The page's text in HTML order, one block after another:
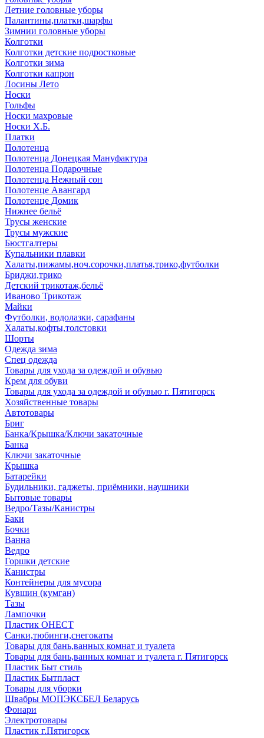
Летние головные уборы
Палантины,платки,шарфы
Зимнии головные уборы
Колготки
Колготки детские подростковые
Колготки зима
Колготки капрон
Лосины Лето
Носки
Гольфы
Носки махровые
Носки Х.Б.
Платки
Полотенца
Полотенца Донецкая Мануфактура
Полотенца Подарочные
Полотенца Нежный сон
Полотенце Авангард
Полотенце Домик
Нижнее бельё
Трусы женские
Трусы мужские
Бюстгалтеры
Купальники плавки
Халаты,пижамы,ноч.сорочки,платья,трико,футболки
Бриджи,трико
Детский трикотаж,бельё
Иваново Трикотаж
Майки
Футболки, водолазки, сарафаны
Халаты,кофты,толстовки
Шорты
Одежда зима
Спец одежда
Товары для ухода за одеждой и обувью
Крем для обуви
Товары для ухода за одеждой и обувью г. Пятигорск
Хозяйственные товары
Автотовары
Бриг
Банка/Крышка/Ключи закаточные
Банка
Ключи закаточные
Крышка
Батарейки
Будильники, гаджеты, приёмники, наушники
Бытовые товары
Ведро/Тазы/Канистры
Баки
Бочки
Ванна
Ведро
Горшки детские
Канистры
Контейнеры для мусора
Кувшин (кумган)
Тазы
Лампочки
Пластик ОНЕСТ
Санки,тюбинги,снегокаты
Товары для бань,ванных комнат и туалета
Товары для бань,ванных комнат и туалета г. Пятигорск
Пластик Быт стиль
Пластик Бытпласт
Товары для уборки
Швабры МОПЭКСБЕЛ Беларусь
Фонари
Электротовары
Пластик г.Пятигорск